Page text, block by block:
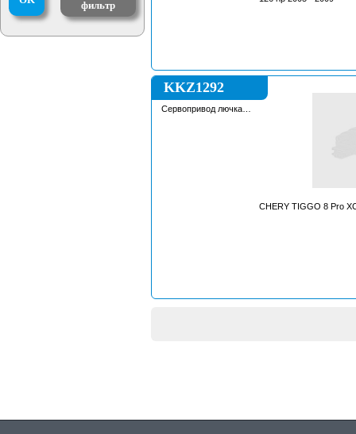
фильтр
KKZ1292
Сервопривод лючка
CHERY TIGGO 8 Pro